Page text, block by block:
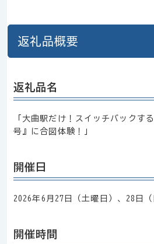
返礼品概要
返礼品名
「大曲駅だけ！スイッチバックす
号』に合図体験！」
開催日
2026年6月27日（土曜日）、28日（
開催時間